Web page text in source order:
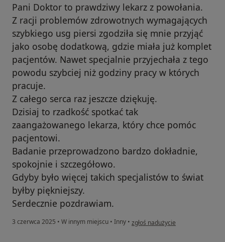
Pani Doktor to prawdziwy lekarz z powołania.
Z racji problemów zdrowotnych wymagających
szybkiego usg piersi zgodziła się mnie przyjąć
jako osobę dodatkową, gdzie miała już komplet
pacjentów. Nawet specjalnie przyjechała z tego
powodu szybciej niż godziny pracy w których
pracuje.
Z całego serca raz jeszcze dziękuję.
Dzisiaj to rzadkość spotkać tak
zaangażowanego lekarza, który chce pomóc
pacjentowi.
Badanie przeprowadzono bardzo dokładnie,
spokojnie i szczegółowo.
Gdyby było więcej takich specjalistów to świat
byłby piękniejszy.
Serdecznie pozdrawiam.
3 czerwca 2025 • W innym miejscu • Inny • w opinii użytkownika Martyna
zgłoś nadużycie